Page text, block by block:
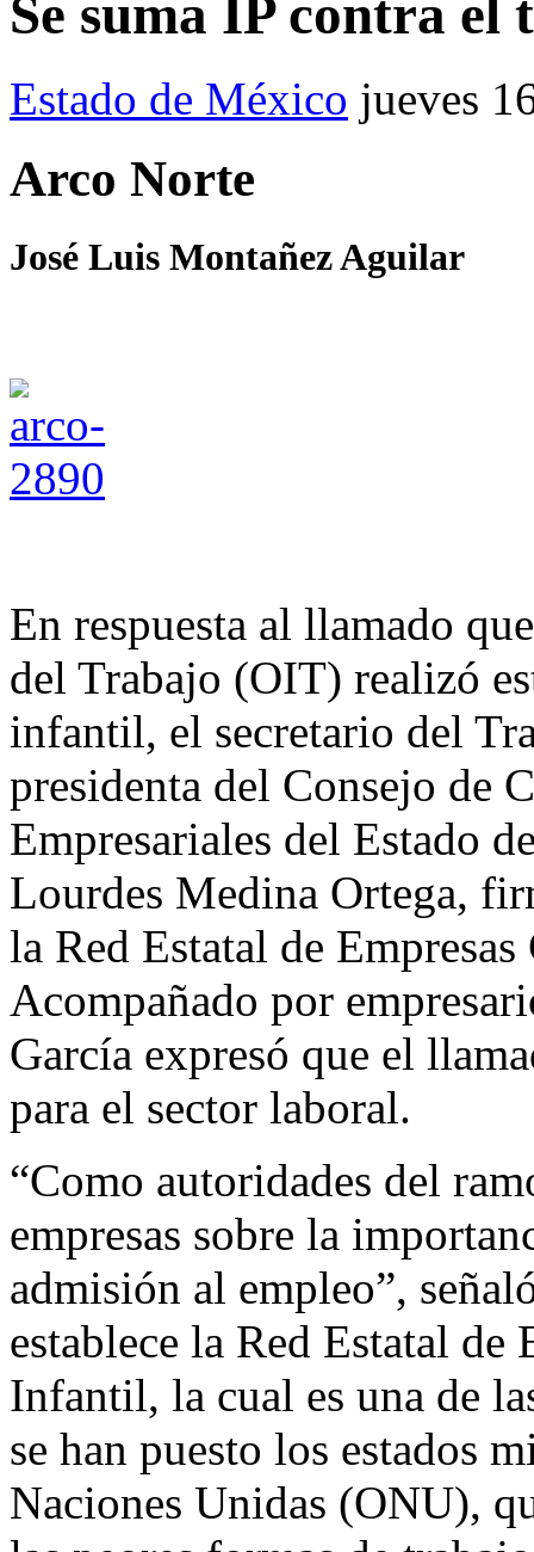
Se suma IP contra
Estado de México jueves
Arco Norte
José Luis Montañez Aguilar
En respuesta al llamado
del Trabajo (OIT) realizó
infantil, el secretario del
presidenta del Consejo de
Empresariales del Estado
Lourdes Medina Ortega,
la Red Estatal de
Acompañado por
García expresó que el
para el sector laboral.
“Como autoridades del
empresas sobre la
admisión al empleo”,
establece la Red Estatal de
Infantil, la cual es una de
se han puesto los estados
Naciones Unidas (ONU),